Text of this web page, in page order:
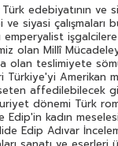
edebiyatının ve
siyasi çalışmaları
emperyalist
olan Millî
olan teslimiyete
Türkiye'yi Amerikan
affedilebilecek
dönemi Türk
Edip'in kadın
Edip Adıvar